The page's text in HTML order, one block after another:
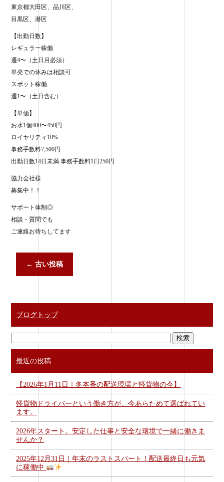
東京都大田区、品川区、
目黒区、港区
【出勤日数】
レギュラー稼働
週4〜（土日月必須）
単発での休みは相談可
スポット稼働
週1〜（土日含む）
【単価】
お水1個400〜450円
ロイヤリティ10%
事務手数料7,500円
出勤日数14日未満 事務手数料1日250円
協力会社様
募集中！！
サポート体制◎
相談・質問でも
ご連絡お待ちしてます
← 古い投稿
ブログトップ
最近の投稿
【2026年1月11日｜冬本番の配送現場と軽貨物の今】
軽貨物ドライバーという働き方が、今あらためて選ばれてい
ます。
2026年スタート。安定した仕事と安全な環境で一緒に働きま
せんか？
2025年12月31日｜年末のラストスパート！配送最終日も元気
に稼働中